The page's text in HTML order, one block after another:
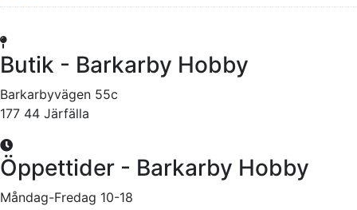
Butik - Barkarby Hobby
Barkarbyvägen 55c
177 44 Järfälla
Öppettider - Barkarby Hobby
Måndag-Fredag 10-18